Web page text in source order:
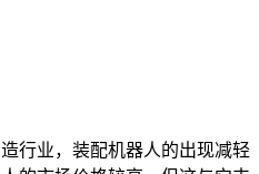
行业，装配机器人的出现减轻